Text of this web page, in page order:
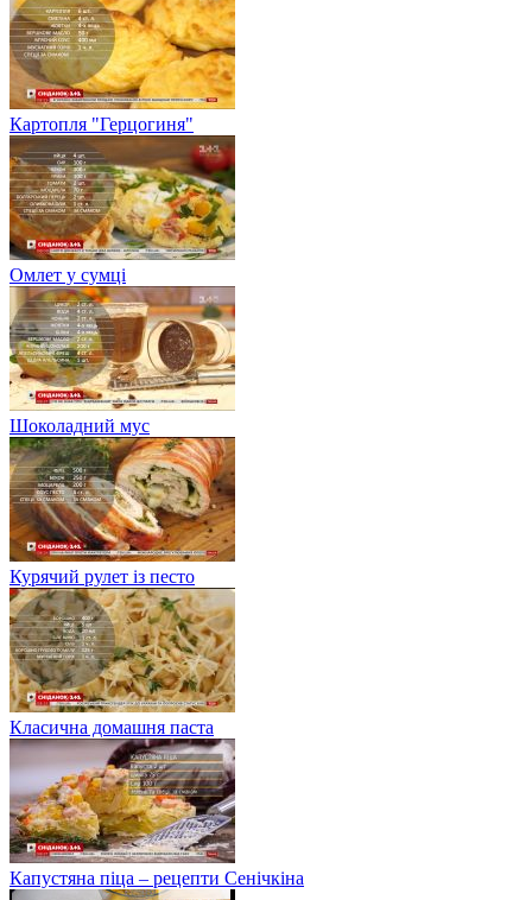
Картопля "Герцогиня"
Омлет у сумці
Шоколадний мус
Курячий рулет із песто
Класична домашня паста
Капустяна піца – рецепти Сенічкіна